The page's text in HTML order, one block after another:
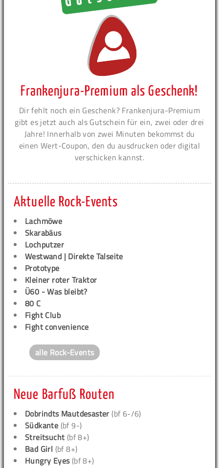
Frankenjura-Premium als Geschenk!
Dir fehlt noch ein Geschenk? Frankenjura-Premium
gibt es jetzt auch als Gutschein für ein, zwei oder drei
Jahre! Innerhalb von zwei Minuten bekommst du
einen Wert-Coupon, den du ausdrucken oder digital
verschicken kannst.
Aktuelle Rock-Events
Lachmöwe
Skarabäus
Lochputzer
Westwand | Direkte Talseite
Prototype
Kleiner roter Traktor
Ü60 - Was bleibt?
80 C
Fight Club
Fight convenience
alle Rock-Events
Neue Barfuß Routen
Dobrindts Mautdesaster (bf 6-/6)
Südkante (bf 9-)
Streitsucht (bf 8+)
Bad Girl (bf 8+)
Hungry Eyes(bf 8+)